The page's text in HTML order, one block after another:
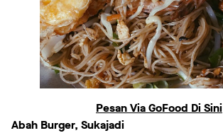
Pesan Via GoFood Di Sini
Abah Burger, Sukajadi